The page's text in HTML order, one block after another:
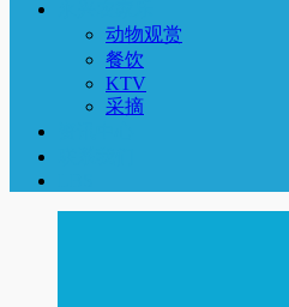
动物观赏
餐饮
KTV
采摘